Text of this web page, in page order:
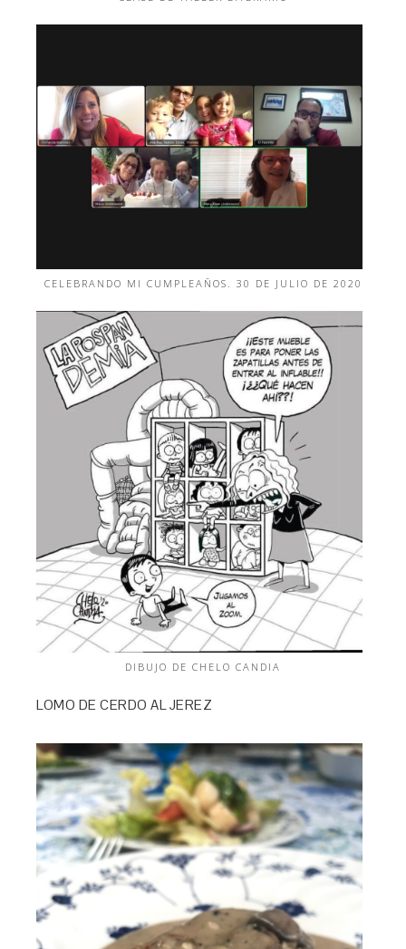
CELEBRANDO MI CUMPLEAÑOS. 30 DE JULIO DE 2020
DIBUJO DE CHELO CANDIA
LOMO DE CERDO AL JEREZ